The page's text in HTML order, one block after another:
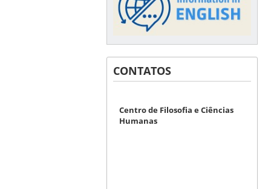
CONTATOS
Centro de Filosofia e Ciências
Humanas